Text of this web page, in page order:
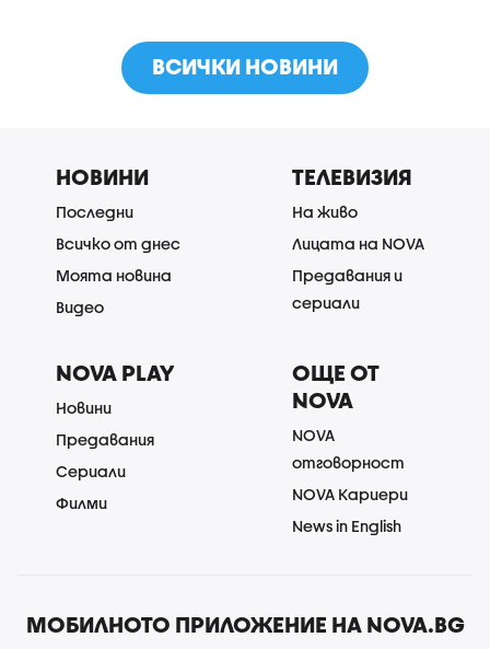
ВСИЧКИ НОВИНИ
НОВИНИ
Последни
Всичко от днес
Моята новина
Видео
ТЕЛЕВИЗИЯ
На живо
Лицата на NOVA
Предавания и
сериали
NOVA PLAY
Новини
Предавания
Сериали
Филми
ОЩЕ ОТ
NOVA
NOVA
отговорност
NOVA Кариери
News in English
МОБИЛНОТО ПРИЛОЖЕНИЕ НА NOVA.BG